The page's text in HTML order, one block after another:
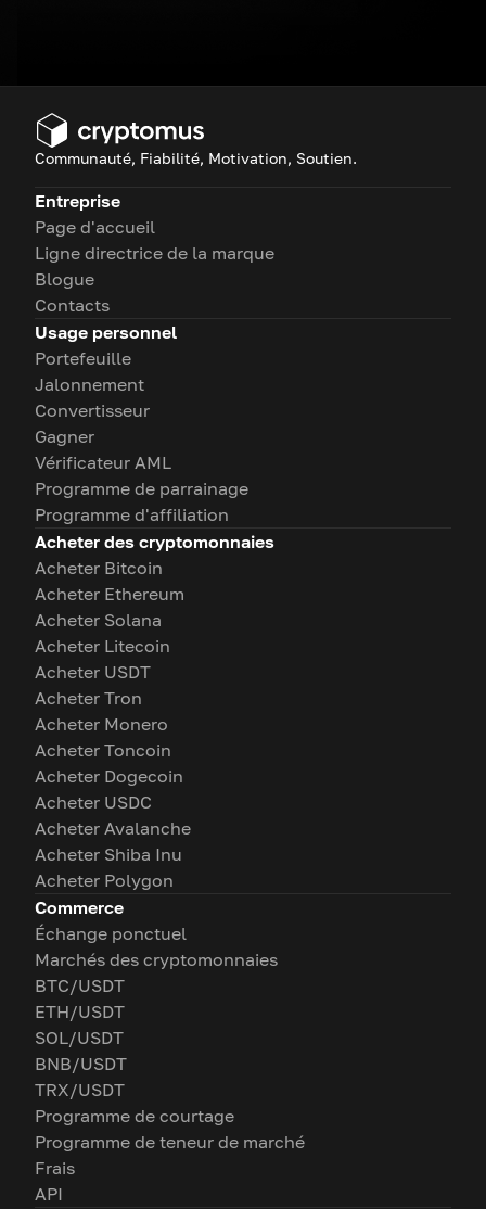
Communauté, Fiabilité, Motivation, Soutien.
Entreprise
Page d'accueil
Ligne directrice de la marque
Blogue
Contacts
Usage personnel
Portefeuille
Jalonnement
Convertisseur
Gagner
Vérificateur AML
Programme de parrainage
Programme d'affiliation
Acheter des cryptomonnaies
Acheter Bitcoin
Acheter Ethereum
Acheter Solana
Acheter Litecoin
Acheter USDT
Acheter Tron
Acheter Monero
Acheter Toncoin
Acheter Dogecoin
Acheter USDC
Acheter Avalanche
Acheter Shiba Inu
Acheter Polygon
Commerce
Échange ponctuel
Marchés des cryptomonnaies
BTC/USDT
ETH/USDT
SOL/USDT
BNB/USDT
TRX/USDT
Programme de courtage
Programme de teneur de marché
Frais
API